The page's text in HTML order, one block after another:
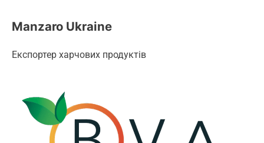
Manzaro Ukraine
Експортер харчових продуктів